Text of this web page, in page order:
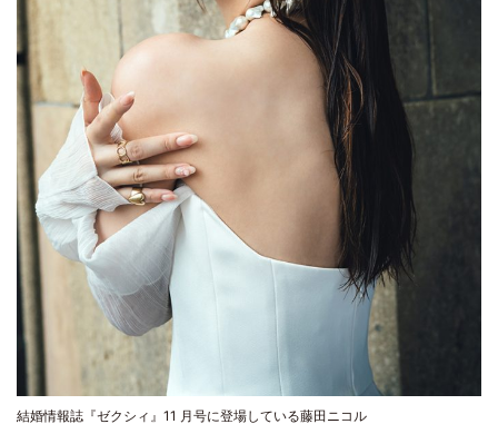
結婚情報誌『ゼクシィ』11 月号に登場している藤田ニコル